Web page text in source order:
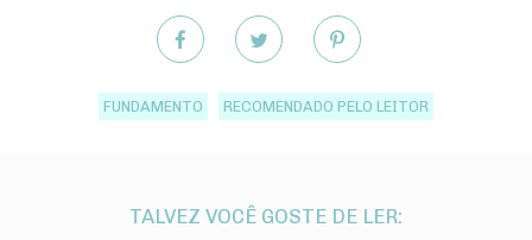
FUNDAMENTO RECOMENDADO PELO LEITOR
TALVEZ VOCÊ GOSTE DE LER: